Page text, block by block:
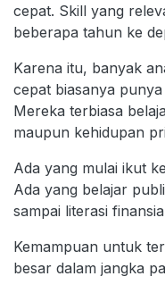
cepat. Skill yang
beberapa tahun ke
Karena itu, banyak
cepat biasanya
Mereka terbiasa
maupun kehidupan
Ada yang mulai ikut
Ada yang belajar
sampai literasi
Kemampuan untuk
besar dalam jangka